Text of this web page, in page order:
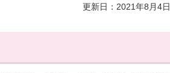
更新日：2021年8月4日